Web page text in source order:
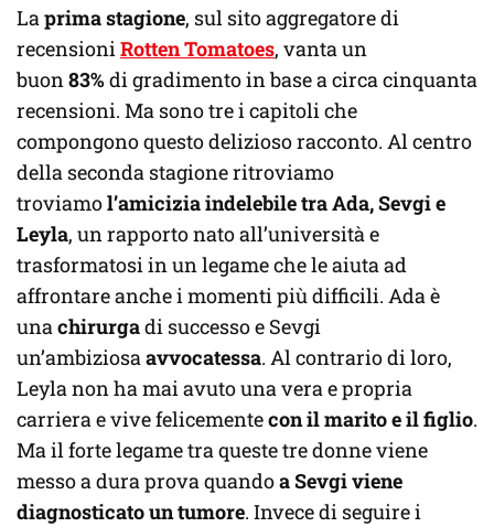
La prima stagione, sul sito aggregatore di
recensioni Rotten Tomatoes, vanta un
buon 83%di gradimento in base a circa cinquanta
recensioni. Ma sono tre i capitoli che
compongono questo delizioso racconto. Al centro
della seconda stagione ritroviamo
troviamol’amicizia indelebile tra Ada, Sevgi e
Leyla, un rapporto nato all’università e
trasformatosi in un legame che le aiuta ad
affrontare anche i momenti più difficili. Ada è
una chirurgadi successo e Sevgi
un’ambiziosa avvocatessa. Al contrario di loro,
Leyla non ha mai avuto una vera e propria
carriera e vive felicementecon il marito e il figlio.
Ma il forte legame tra queste tre donne viene
messo a dura prova quandoa Sevgi viene
diagnosticato un tumore. Invece di seguire i